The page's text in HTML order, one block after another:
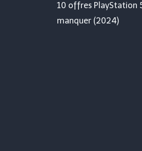
de
10 offres PlayStation
manquer (2024)